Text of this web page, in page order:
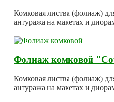
Комковая листва (фолиаж)
антуража на макетах и
Фолиаж комковой
Комковая листва (фолиаж)
антуража на макетах и